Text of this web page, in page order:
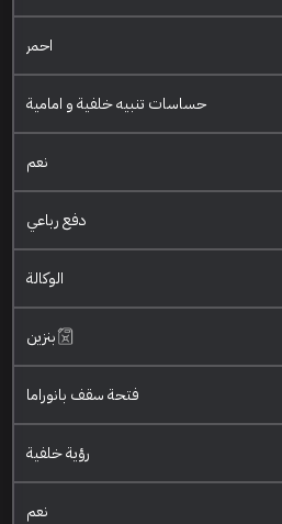
احمر
حساسات تنبيه خلفية و امامية
نعم
دفع رباعي
الوكالة
بنزين
فتحة سقف بانوراما
رؤية خلفية
نعم